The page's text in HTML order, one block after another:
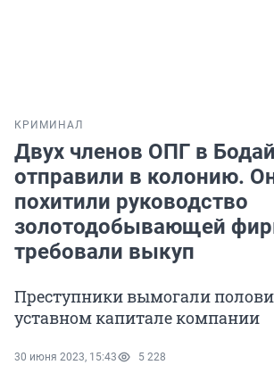
КРИМИНАЛ
Двух членов ОПГ в
отправили в колонию.
похитили руководство
золотодобывающей
требовали выкуп
Преступники вымогали
уставном капитале компании
30 июня 2023, 15:43 5 228